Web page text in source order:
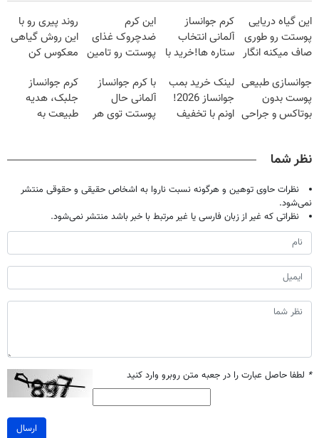
این گیاه دریایی
پوستت رو طوری
صاف میکنه انگار
شدی🔥
کرم جوانساز
آلمانی انتخاب
ستاره ها!خرید با
این کرم
ضدچروک غذای
پوستت رو تامین
40%تخفیف)
روند پیری رو با
این روش گیاهی
معکوس کن
جوانسازی طبیعی
پوست بدون
بوتاکس و جراحی
لینک خرید بمب
جوانساز 2026!
اونم با تخفیف
با کرم جوانساز
آلمانی حال
پوستت توی هر
کرم جوانساز
جلبک، هدیه
طبیعت به
نظر شما
نظرات حاوی توهین و هرگونه نسبت ناروا به اشخاص حقیقی و حقوقی منتشر
نمی‌شود.
نظراتی که غیر از زبان فارسی یا غیر مرتبط با خبر باشد منتشر نمی‌شود.
* لطفا حاصل عبارت را در جعبه متن روبرو وارد کنید
ارسال